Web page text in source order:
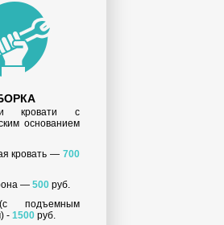
кровати с
основанием
кровать — 700
— 500руб.
подъемным
- 1500руб.